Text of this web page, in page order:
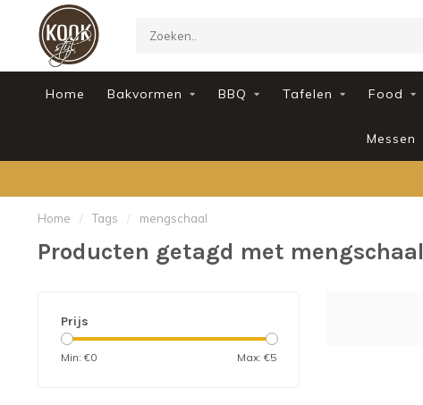
Home Bakvormen BBQ Tafelen Food
Messen
Home / Tags / mengschaal
Producten getagd met mengschaal
Prijs
Min: €0 Max: €5